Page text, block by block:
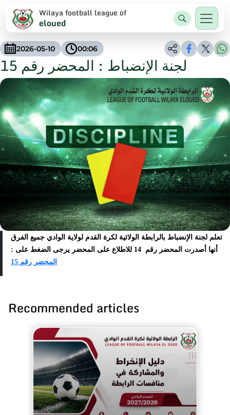
Wilaya football league of
eloued
2026-05-10 00:06
لجنة الإنضباط : المحضر رقم 15
تعلم لجنة الإنضباط بالرابطة الولائية لكرة القدم لولاية الوادي جميع الفرق
أنها أصدرت المحضر رقم 14 للاطلاع على المحضر يرجى الضغط على :
المحضر رقم 15
Recommended articles